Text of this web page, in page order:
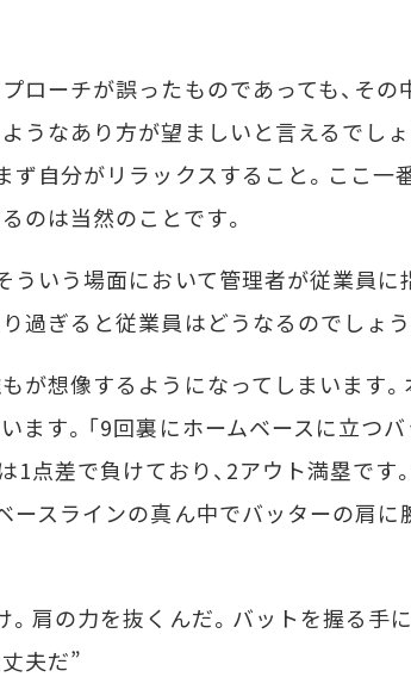
ローチが誤ったものであっても、その
うなあり方が望ましいと言えるでし
ず自分がリラックスすること。ここ
のは当然のことです。
ういう場面において管理者が従業員に
過ぎると従業員はどうなるのでしょう
が想像するようになってしまいます
ます。「9回裏にホームベースに立つ
1点差で負けており、2アウト満塁で
ースラインの真ん中でバッターの肩
肩の力を抜くんだ。バットを握る手
夫だ”